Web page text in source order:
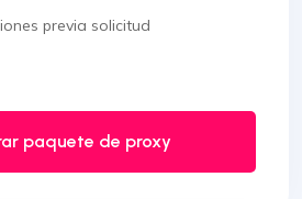
previa solicitud
paquete de proxy